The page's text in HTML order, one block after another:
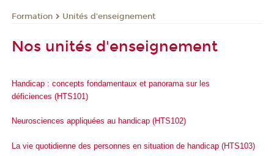
Formation Unités d'enseignement
Nos unités d'enseignement
Handicap : concepts fondamentaux et panorama sur les
déficiences (HTS101)
Neurosciences appliquées au handicap (HTS102)
La vie quotidienne des personnes en situation de handicap (HTS103)